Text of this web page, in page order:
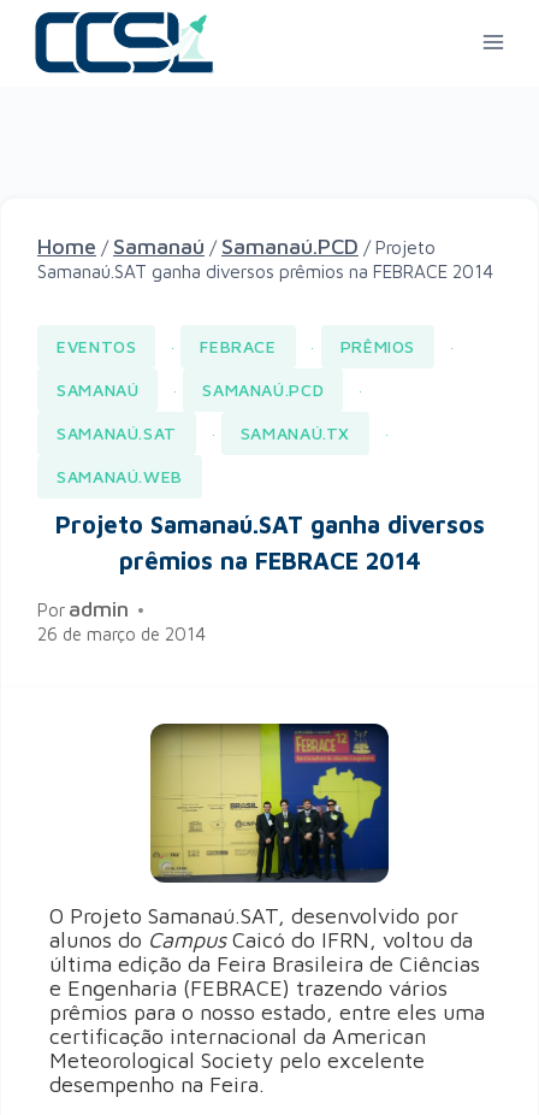
Home / Samanaú / Samanaú.PCD / Projeto
Samanaú.SAT ganha diversos prêmios na FEBRACE 2014
EVENTOS · FEBRACE · PRÊMIOS ·
SAMANAÚ · SAMANAÚ.PCD ·
SAMANAÚ.SAT · SAMANAÚ.TX ·
SAMANAÚ.WEB
Projeto Samanaú.SAT ganha diversos
prêmios na FEBRACE 2014
Por admin
26 de março de 2014
O Projeto Samanaú.SAT, desenvolvido por
alunos do CampusCaicó do IFRN, voltou da
última edição da Feira Brasileira de Ciências
e Engenharia (FEBRACE) trazendo vários
prêmios para o nosso estado, entre eles uma
certificação internacional da American
Meteorological Society pelo excelente
desempenho na Feira.